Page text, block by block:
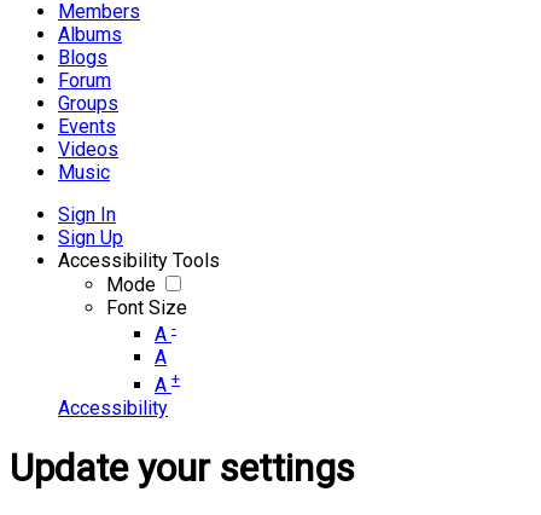
Members
Albums
Blogs
Forum
Groups
Events
Videos
Music
Sign In
Sign Up
Accessibility Tools
Mode
Font Size
A -
A
A +
Accessibility
Update your settings